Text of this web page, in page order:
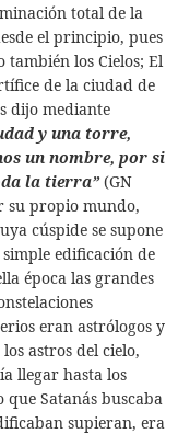
total de la
el principio, pues
los Cielos; El
de la ciudad de
dijo mediante
y una torre,
un nombre, por si
la tierra”(GN
su propio mundo,
cúspide se supone
edificación de
época las grandes
eran astrólogos y
astros del cielo,
llegar hasta los
que Satanás buscaba
supieran, era